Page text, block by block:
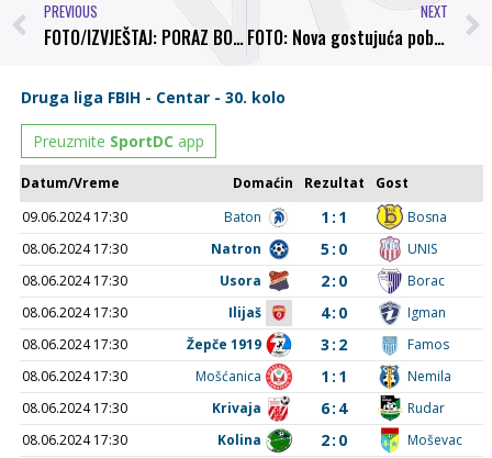
PREVIOUS
FOTO/IZVJEŠTAJ: PORAZ BOSNE U USTIKOLINI!
NEXT
FOTO: Nova gostujuća pobjeda FK Borac Jelah 0-2 NK Bosna Visoko